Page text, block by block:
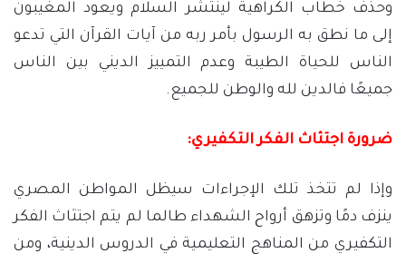
وحذف خطاب الكراهية لينتشر السلام ويعود المغيبون
إلى ما نطق به الرسول بأمر ربه من آيات القرآن التي تدعو
الناس للحياة الطيبة وعدم التمييز الديني بين الناس
جميعًا فالدين لله والوطن للجميع.
ضرورة اجتثاث الفكر التكفيري:
وإذا لم تتخذ تلك الإجراءات سيظل المواطن المصري
ينزف دمًا وتزهق أرواح الشهداء طالما لم يتم اجتثاث الفكر
التكفيري من المناهج التعليمية في الدروس الدينية، ومن